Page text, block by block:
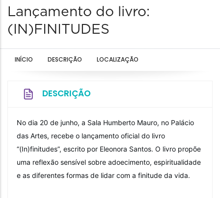
Lançamento do livro:
(IN)FINITUDES
INÍCIO DESCRIÇÃO LOCALIZAÇÃO
DESCRIÇÃO
No dia 20 de junho, a Sala Humberto Mauro, no Palácio
das Artes, recebe o lançamento oficial do livro
“(In)finitudes”, escrito por Eleonora Santos. O livro propõe
uma reflexão sensível sobre adoecimento, espiritualidade
e as diferentes formas de lidar com a finitude da vida.